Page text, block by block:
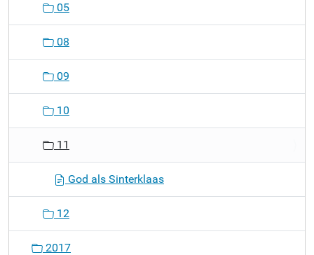
05
08
09
10
11
God als Sinterklaas
12
2017